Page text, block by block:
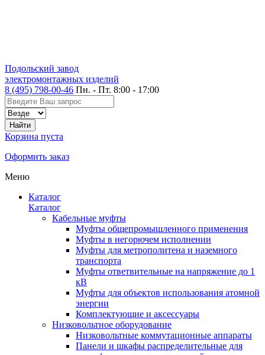
Подольский завод
электромонтажных изделий
8 (495) 798-00-46 Пн. - Пт. 8:00 - 17:00
Корзина пуста
Оформить заказ
Меню
Каталог
Каталог
Кабельные муфты
Муфты общепромышленного применения
Муфты в негорючем исполнении
Муфты для метрополитена и наземного
транспорта
Муфты ответвительные на напряжение до 1
кВ
Муфты для объектов использования атомной
энергии
Комплектующие и аксессуары
Низковольтное оборудование
Низковольтные коммутационные аппараты
Панели и шкафы распределительные для